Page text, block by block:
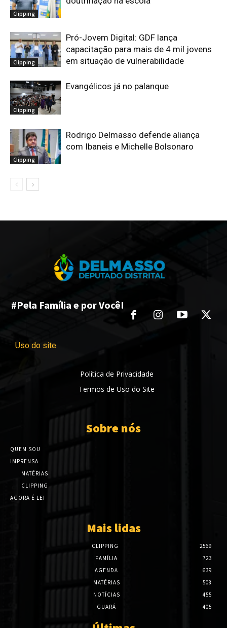
Clipping
Clipping
Pró-Jovem Digital: GDF lança
capacitação para mais de 4 mil jovens
em situação de vulnerabilidade
Clipping
Evangélicos já no palanque
Clipping
Rodrigo Delmasso defende aliança
com Ibaneis e Michelle Bolsonaro
#Pela Família e por Você!
Uso do site
Política de Privacidade
Termos de Uso do Site
Sobre nós
QUEM SOU
IMPRENSA
MATÉRIAS
CLIPPING
AGORA É LEI
Mais lidas
CLIPPING
2569
FAMÍLIA
723
AGENDA
639
MATÉRIAS
508
NOTÍCIAS
455
GUARÁ
405